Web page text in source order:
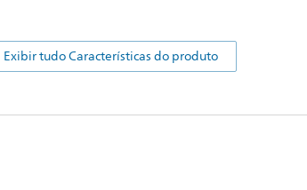
Exibir tudo Características do produto